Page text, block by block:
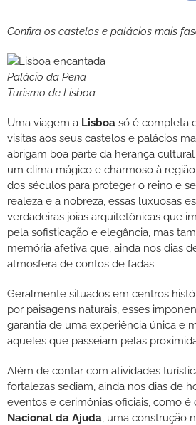
Confira os castelos e palácios mais
Palácio da Pena
Turismo de Lisboa
Uma viagem a Lisboa só é completa
visitas aos seus castelos e palácios
abrigam boa parte da herança
um clima mágico e charmoso à
dos séculos para proteger o reino e
realeza e a nobreza, essas luxuosas
verdadeiras joias arquitetônicas que
pela sofisticação e elegância, mas
memória afetiva que, ainda nos dias
atmosfera de contos de fadas.
Geralmente situados em centros
por paisagens naturais, esses
garantia de uma experiência única e
aqueles que passeiam pelas
Além de contar com atividades
fortalezas sediam, ainda nos dias de
eventos e cerimônias oficiais, como é
Nacional da Ajuda, uma construção